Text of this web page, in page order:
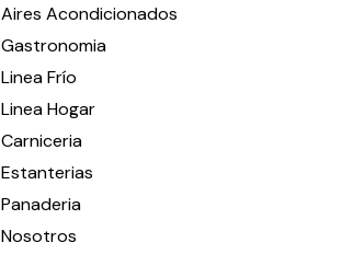
Aires Acondicionados
Gastronomia
Linea Frío
Linea Hogar
Carniceria
Estanterias
Panaderia
Nosotros